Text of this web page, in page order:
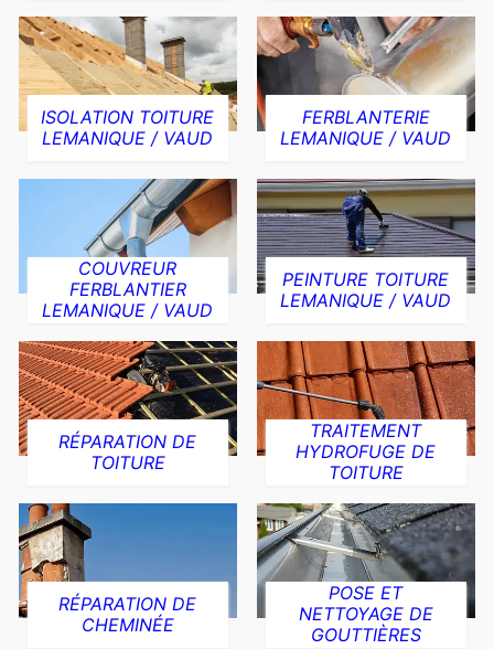
ISOLATION TOITURE
LEMANIQUE / VAUD
FERBLANTERIE
LEMANIQUE / VAUD
COUVREUR
FERBLANTIER
LEMANIQUE / VAUD
PEINTURE TOITURE
LEMANIQUE / VAUD
RÉPARATION DE
TOITURE
TRAITEMENT
HYDROFUGE DE
TOITURE
RÉPARATION DE
CHEMINÉE
POSE ET
NETTOYAGE DE
GOUTTIÈRES